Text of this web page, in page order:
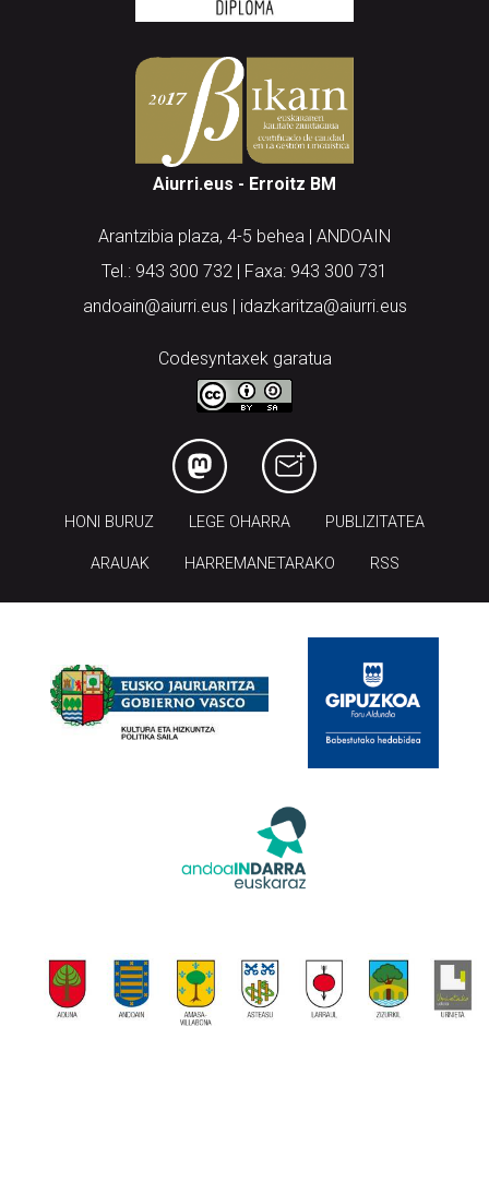
Aiurri.eus - Erroitz BM
Arantzibia plaza, 4-5 behea | ANDOAIN
Tel.: 943 300 732 | Faxa: 943 300 731
andoain@aiurri.eus | idazkaritza@aiurri.eus
Codesyntaxek garatua
HONI BURUZ LEGE OHARRA PUBLIZITATEA
ARAUAK HARREMANETARAKO RSS